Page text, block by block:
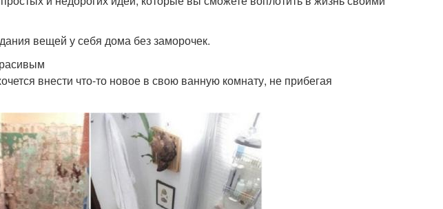
вещей у себя дома без заморочек.
внести что-то новое в свою ванную комнату, не прибегая